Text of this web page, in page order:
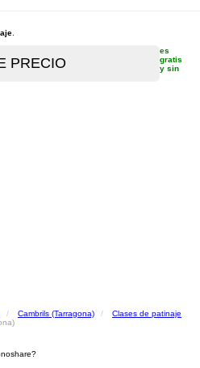
es
gratis
y sin
Cambrils (Tarragona)
Clases de patinaje